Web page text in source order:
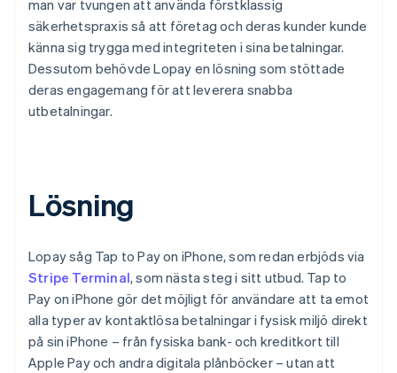
man var tvungen att använda förstklassig
säkerhetspraxis så att företag och deras kunder kunde
känna sig trygga med integriteten i sina betalningar.
Dessutom behövde Lopay en lösning som stöttade
deras engagemang för att leverera snabba
utbetalningar.
Lösning
Lopay såg Tap to Pay on iPhone, som redan erbjöds via
Stripe Terminal, som nästa steg i sitt utbud. Tap to
Pay on iPhone gör det möjligt för användare att ta emot
alla typer av kontaktlösa betalningar i fysisk miljö direkt
på sin iPhone – från fysiska bank- och kreditkort till
Apple Pay och andra digitala plånböcker – utan att